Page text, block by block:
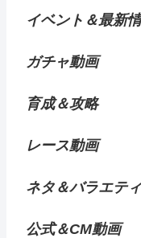
イベント＆最新
ガチャ動画
育成＆攻略
レース動画
ネタ＆バラエティ
公式＆CM動画